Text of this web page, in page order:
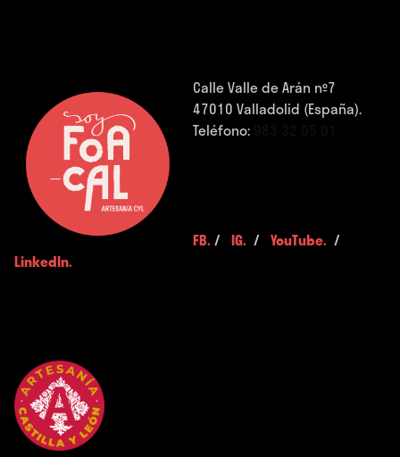
Calle Valle de Arán nº7
47010 Valladolid (España).
Teléfono:
FB. / IG. / YouTube. /
LinkedIn.